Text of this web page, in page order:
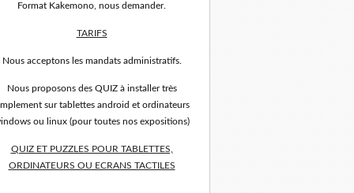
Format Kakemono, nous demander.
TARIFS
Nous acceptons les mandats administratifs.
Nous proposons des QUIZ à installer très
sur tablettes android et ordinateurs
ou linux (pour toutes nos expositions)
QUIZ ET PUZZLES POUR TABLETTES,
ORDINATEURS OU ECRANS TACTILES